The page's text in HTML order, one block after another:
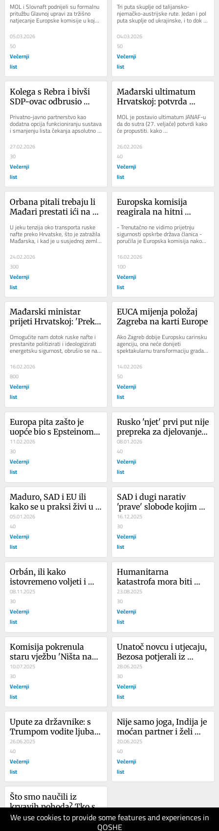
We use cookies to provide some features and experiences in
QOSHE
MOL i Slovnaft podnijeli su formalnu
pritužbu Glavnoj upravi za tržišno
natjecanje Europske komisije u kojoj
tvrde da JANAF, tvrtka koja upravlja...
05.03.2026
50
Večernji
list
prava istina
Tri puta skuplje od talijansko-
njemačko-austrijske rute. Jedan i pol
puta skuplje od ukrajinske, i to dok je
Ukrajina u ratu. Tako je MOL u...
04.03.2026
50
Večernji
list
Kolega s Rebra i bivši
SDP-ovac odbrusio
s pacijentima pa ćemo
razgovarati!
Privatno-javno partnerstvo kao
dodatna opcija funkcioniranju sustava
i smanjenju lista čekanja apsolutno je
prihvatljivo i uz jasne ciljeve. U...
27.02.2026
30
Večernji
list
Mađarski ultimatum
Hrvatskoj: potvrda
do sutra ili prijava
Europskoj komisiji
MOL je postavio ultimatum JANAF-u
da do sutra (27. veljače) potvrdi kako
će propustiti. kako
kažu, nesankcionirane pošiljke ruske
sirove nafte...
26.02.2026
40
Večernji
list
Orbana pitali trebaju li
Mađari prestati ići na
'To je još daleko....'
U jeku tenzija oko transporta ruske
nafte preko Hrvatske, što je zatražila
Mađarska, i kad je u susjednoj zemlji
sentiment, ali ne nužno i...
24.02.2026
300
Večernji
list
Europska komisija
reagirala na hitni
za JANAF
- Trenutačno ne vidimo prijetnju
sigurnosti opskrbe država članica -
poručila je Europska komisija nakon
što je Budimpešta zatražila da se...
16.02.2026
100
Večernji
list
Mađarski ministar
prijeti Hrvatskoj: 'Preko
omogućiti transport
ruske sirove nafte'
Omogućite nam dotok ruske nafte i
prestanite politizirati i ideologizirati
energetsku sigurnost, obrušio se na
Hrvatsku mađarski ministar
vanjskih...
16.02.2026
800
Večernji
list
EUCA mijenja položaj
Zagreba na karti Europe
Ako Zagreb dobije Europsku carinsku
agenciju, ona neće donijeti
spektakularnu transformaciju grada.
Neće se mijenjati vizura grada, gužve
u prometu...
14.02.2026
50
Večernji
list
Europa pita zašto je
uopće bio s Epsteinom,
a SAD što je od toga
dobio
11.02.2026
30
Večernji
list
Rusko 'njet' prvi put nije
prepreka za djelovanje
Europe
08.01.2026
40
Večernji
list
Maduro, SAD i EU ili
kako se u praksi živi u
svijetu u kojem je
nestabilnost “novo
normalno”
05.01.2026
40
Večernji
list
SAD i dugi narativ
'prave' slobode kojim se
ucjenjuje i prijeti
16.12.2025
30
Večernji
list
Orbán, ili kako
istovremeno voljeti i
eksploatirati Hrvatsku
08.11.2025
30
Večernji
list
Humanitarna
katastrofa mora biti
iznad realpolitike
23.08.2025
30
Večernji
list
Komisija pokrenula
staru vježbu 'Ništa nas
ne smije iznenaditi'
10.07.2025
30
Večernji
list
Unatoč novcu i utjecaju,
Bezosa potjerali iz
grada
28.06.2025
30
Večernji
list
Upute za državnike: s
Trumpom vodite ljubav,
a ne rat
26.06.2025
40
Večernji
list
Nije samo joga, Indija je
moćan partner i želi
suradnju s Hrvatskom
20.06.2025
40
Večernji
list
Što smo naučili iz
krvavih pohoda? Tko su
te ubojice? Jedinstvenog
11.06.2025